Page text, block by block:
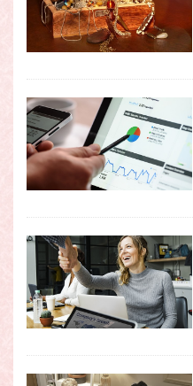
占い師になりたい
占
スピリチュアル・セラピー
スピリチュアル・カウンセラ
スピリチュアル・カウンセ
スピリチュアル・セッション
スピリチュアル、スピリチ
アル・カウンセラーになり
カウンセラー、占いカウン
占い師になりたい、占い講座
占いカウンセリング
スピリチュアル講座
願いごと